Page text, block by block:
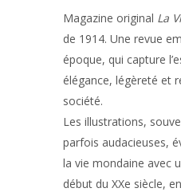
Magazine original La
de 1914. Une revue
époque, qui capture
élégance, légèreté et
société.
Les illustrations,
parfois audacieuses,
la vie mondaine avec
début du XXe siècle,